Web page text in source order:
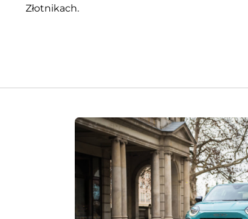
Złotnikach.